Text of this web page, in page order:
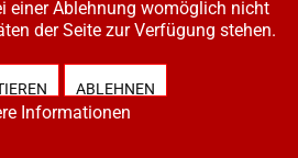
ADRESSE BEARBEITEN
einer Ablehnung womöglich nicht
der Seite zur Verfügung stehen.
ABLEHNEN
Informationen